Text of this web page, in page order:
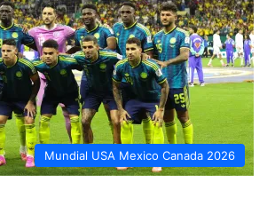
Mundial USA Mexico Canada 2026